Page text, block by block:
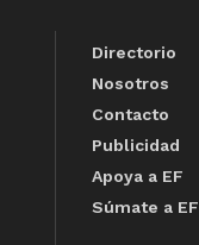
Directorio
Nosotros
Contacto
Publicidad
Apoya a EF
Súmate a EF